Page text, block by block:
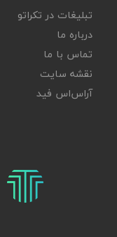
تبلیغات در تکراتو
درباره ما
تماس با ما
نقشه سایت
آر‌اس‌اس فید
تکراتو – زندگی با